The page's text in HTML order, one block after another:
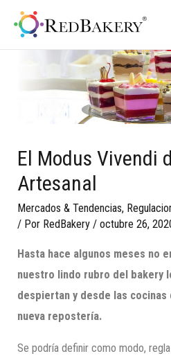
El Modus Vivendi
Artesanal
Mercados & Tendencias,
/ Por RedBakery /octubre 26,
Hasta hace algunos meses no
nuestro lindo rubro del bakery
despiertan y desde las cocinas
nueva repostería.
Se podría definir como modo,